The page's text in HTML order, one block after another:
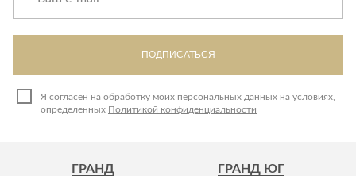
ПОДПИСАТЬСЯ
Я согласен на обработку моих персональных данных на условиях,
определенных Политикой конфиденциальности
ГРАНД ГРАНД ЮГ